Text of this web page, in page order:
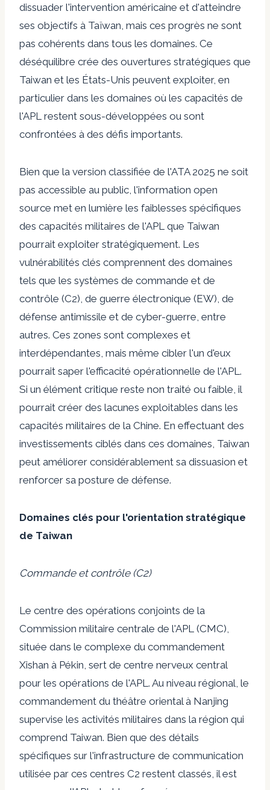
dissuader l'intervention américaine et d'atteindre
ses objectifs à Taïwan, mais ces progrès ne sont
pas cohérents dans tous les domaines. Ce
déséquilibre crée des ouvertures stratégiques que
Taiwan et les États-Unis peuvent exploiter, en
particulier dans les domaines où les capacités de
l'APL restent sous-développées ou sont
confrontées à des défis importants.
Bien que la version classifiée de l'ATA 2025 ne soit
pas accessible au public, l'information open
source met en lumière les faiblesses spécifiques
des capacités militaires de l'APL que Taiwan
pourrait exploiter stratégiquement. Les
vulnérabilités clés comprennent des domaines
tels que les systèmes de commande et de
contrôle (C2), de guerre électronique (EW), de
défense antimissile et de cyber-guerre, entre
autres. Ces zones sont complexes et
interdépendantes, mais même cibler l'un d'eux
pourrait saper l'efficacité opérationnelle de l'APL.
Si un élément critique reste non traité ou faible, il
pourrait créer des lacunes exploitables dans les
capacités militaires de la Chine. En effectuant des
investissements ciblés dans ces domaines, Taiwan
peut améliorer considérablement sa dissuasion et
renforcer sa posture de défense.
Domaines clés pour l'orientation stratégique
de Taiwan
Commande et contrôle (C2)
Le centre des opérations conjoints de la
Commission militaire centrale de l'APL (CMC),
située dans le complexe du commandement
Xishan à Pékin, sert de centre nerveux central
pour les opérations de l'APL. Au niveau régional, le
commandement du théâtre oriental à Nanjing
supervise les activités militaires dans la région qui
comprend Taiwan. Bien que des détails
spécifiques sur l'infrastructure de communication
utilisée par ces centres C2 restent classés, il est